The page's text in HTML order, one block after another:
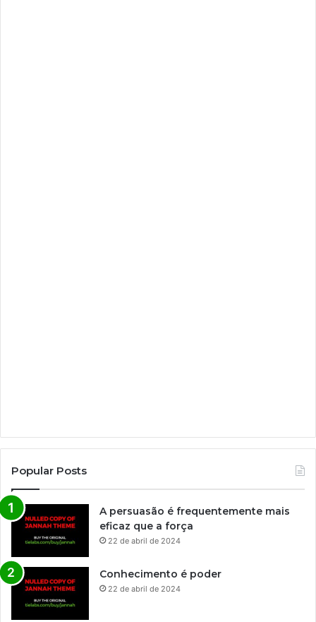
Popular Posts
A persuasão é frequentemente mais
eficaz que a força
22 de abril de 2024
Conhecimento é poder
22 de abril de 2024